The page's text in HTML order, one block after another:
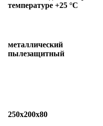
температуре +25 °С
металлический
пылезащитный
250х200х80